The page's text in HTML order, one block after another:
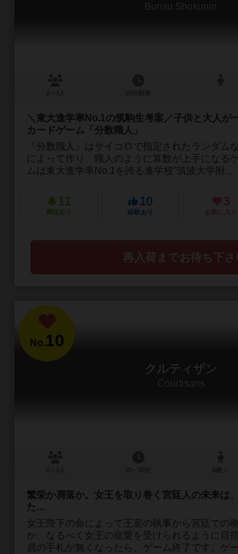
Bunsu Shokunin
＼東大進学率No.1の筑駒生考案／子供と大人が
カードゲーム「分数職人」
「分数職人」はサイコロで指定されたランダム
によって作り、職人のように算数が上手になる
ムは東大進学率No.1を誇る進学校”筑波大学附...
11
興味あり
10
経験あり
3
お気に入り
再入荷までお待ち下さ
No. 10
クルティザン
Courtisans
繁栄か凋落か。女王を取り巻く宮廷人の未来は
た…
女王陛下の命によって王室の執事から宮廷での
か、なるべく女王の寵愛を受けられるように目
員の手札が無くなったら、ゲーム終了です。ゲー